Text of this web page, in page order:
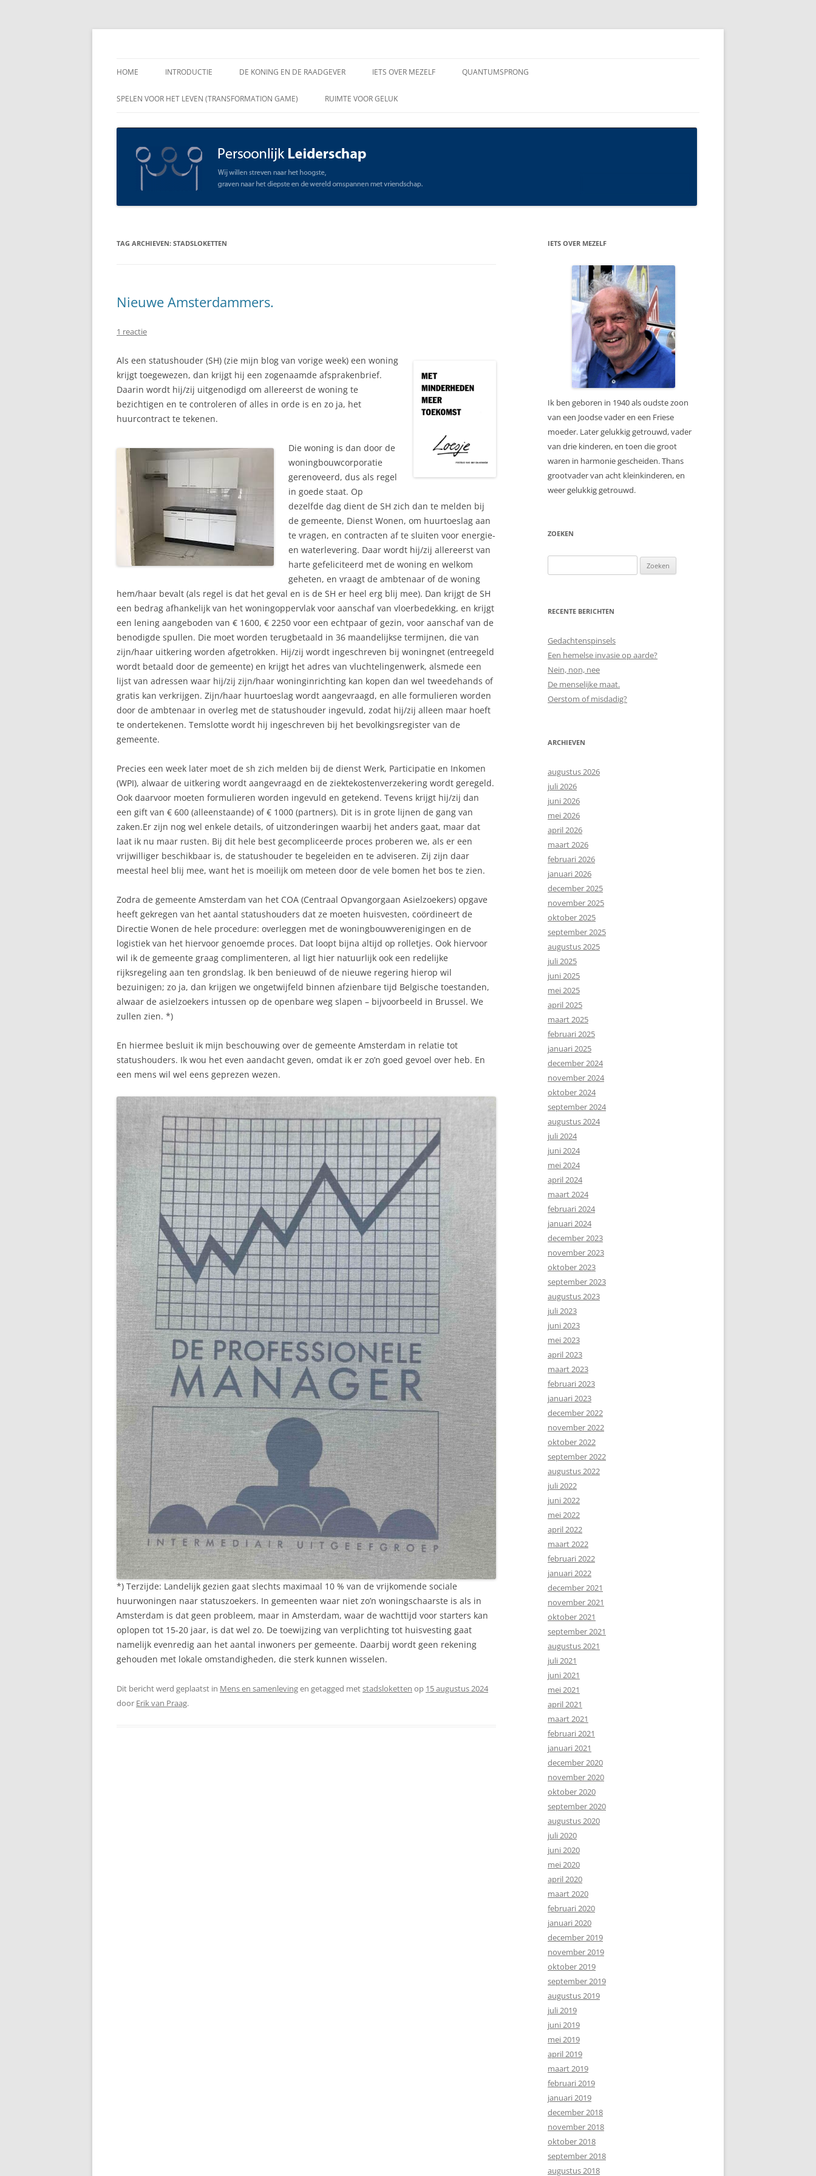
Spring
HOME INTRODUCTIE DE KONING EN DE RAADGEVER
ENKELE VRAGEN AAN DE
LEIDERSCHAP
OPEN COMMUNICATIE
IETS OVER MEZELF QUANTUMSPRONG
SPELEN VOOR HET LEVEN (TRANSFORMATION GAME) RUIMTE VOOR GELUK
TAG ARCHIEVEN: STADSLOKETTEN
Nieuwe Amsterdammers.
1 reactie
Als een statushouder (SH) (zie mijn blog van vorige week) een woning
krijgt toegewezen, dan krijgt hij een zogenaamde afsprakenbrief.
Daarin wordt hij/zij uitgenodigd om allereerst de woning te
bezichtigen en te controleren of alles in orde is en zo ja, het
huurcontract te tekenen.
Die woning is dan door de
woningbouwcorporatie
gerenoveerd, dus als regel
in goede staat. Op
dezelfde dag dient de SH zich dan te melden bij
de gemeente, Dienst Wonen, om huurtoeslag aan
te vragen, en contracten af te sluiten voor energie-
en waterlevering. Daar wordt hij/zij allereerst van
harte gefeliciteerd met de woning en welkom
geheten, en vraagt de ambtenaar of de woning
hem/haar bevalt (als regel is dat het geval en is de SH er heel erg blij mee). Dan krijgt de SH
een bedrag afhankelijk van het woningoppervlak voor aanschaf van vloerbedekking, en krijgt
een lening aangeboden van € 1600, € 2250 voor een echtpaar of gezin, voor aanschaf van de
benodigde spullen. Die moet worden terugbetaald in 36 maandelijkse termijnen, die van
zijn/haar uitkering worden afgetrokken. Hij/zij wordt ingeschreven bij woningnet (entreegeld
wordt betaald door de gemeente) en krijgt het adres van vluchtelingenwerk, alsmede een
lijst van adressen waar hij/zij zijn/haar woninginrichting kan kopen dan wel tweedehands of
gratis kan verkrijgen. Zijn/haar huurtoeslag wordt aangevraagd, en alle formulieren worden
door de ambtenaar in overleg met de statushouder ingevuld, zodat hij/zij alleen maar hoeft
te ondertekenen. Temslotte wordt hij ingeschreven bij het bevolkingsregister van de
gemeente.
Precies een week later moet de sh zich melden bij de dienst Werk, Participatie en Inkomen
(WPI), alwaar de uitkering wordt aangevraagd en de ziektekostenverzekering wordt geregeld.
Ook daarvoor moeten formulieren worden ingevuld en getekend. Tevens krijgt hij/zij dan
een gift van € 600 (alleenstaande) of € 1000 (partners). Dit is in grote lijnen de gang van
zaken.Er zijn nog wel enkele details, of uitzonderingen waarbij het anders gaat, maar dat
laat ik nu maar rusten. Bij dit hele best gecompliceerde proces proberen we, als er een
vrijwilliger beschikbaar is, de statushouder te begeleiden en te adviseren. Zij zijn daar
meestal heel blij mee, want het is moeilijk om meteen door de vele bomen het bos te zien.
Zodra de gemeente Amsterdam van het COA (Centraal Opvangorgaan Asielzoekers) opgave
heeft gekregen van het aantal statushouders dat ze moeten huisvesten, coördineert de
Directie Wonen de hele procedure: overleggen met de woningbouwverenigingen en de
logistiek van het hiervoor genoemde proces. Dat loopt bijna altijd op rolletjes. Ook hiervoor
wil ik de gemeente graag complimenteren, al ligt hier natuurlijk ook een redelijke
rijksregeling aan ten grondslag. Ik ben benieuwd of de nieuwe regering hierop wil
bezuinigen; zo ja, dan krijgen we ongetwijfeld binnen afzienbare tijd Belgische toestanden,
alwaar de asielzoekers intussen op de openbare weg slapen – bijvoorbeeld in Brussel. We
zullen zien. *)
En hiermee besluit ik mijn beschouwing over de gemeente Amsterdam in relatie tot
statushouders. Ik wou het even aandacht geven, omdat ik er zo’n goed gevoel over heb. En
een mens wil wel eens geprezen wezen.
*) Terzijde: Landelijk gezien gaat slechts maximaal 10 % van de vrijkomende sociale
huurwoningen naar statuszoekers. In gemeenten waar niet zo’n woningschaarste is als in
Amsterdam is dat geen probleem, maar in Amsterdam, waar de wachttijd voor starters kan
oplopen tot 15-20 jaar, is dat wel zo. De toewijzing van verplichting tot huisvesting gaat
namelijk evenredig aan het aantal inwoners per gemeente. Daarbij wordt geen rekening
gehouden met lokale omstandigheden, die sterk kunnen wisselen.
Dit bericht werd geplaatst in Mens en samenlevingen getagged metstadsloketten op 15 augustus 2024
door Erik van Praag.
IETS OVER MEZELF
Ik ben geboren in 1940 als oudste zoon
van een Joodse vader en een Friese
moeder. Later gelukkig getrouwd, vader
van drie kinderen, en toen die groot
waren in harmonie gescheiden. Thans
grootvader van acht kleinkinderen, en
weer gelukkig getrouwd.
ZOEKEN
naar:
RECENTE BERICHTEN
Gedachtenspinsels
Een hemelse invasie op aarde?
Nein, non, nee
De menselijke maat.
Oerstom of misdadig?
ARCHIEVEN
augustus 2026
juli 2026
juni 2026
mei 2026
april 2026
maart 2026
februari 2026
januari 2026
december 2025
november 2025
oktober 2025
september 2025
augustus 2025
juli 2025
juni 2025
mei 2025
april 2025
maart 2025
februari 2025
januari 2025
december 2024
november 2024
oktober 2024
september 2024
augustus 2024
juli 2024
juni 2024
mei 2024
april 2024
maart 2024
februari 2024
januari 2024
december 2023
november 2023
oktober 2023
september 2023
augustus 2023
juli 2023
juni 2023
mei 2023
april 2023
maart 2023
februari 2023
januari 2023
december 2022
november 2022
oktober 2022
september 2022
augustus 2022
juli 2022
juni 2022
mei 2022
april 2022
maart 2022
februari 2022
januari 2022
december 2021
november 2021
oktober 2021
september 2021
augustus 2021
juli 2021
juni 2021
mei 2021
april 2021
maart 2021
februari 2021
januari 2021
december 2020
november 2020
oktober 2020
september 2020
augustus 2020
juli 2020
juni 2020
mei 2020
april 2020
maart 2020
februari 2020
januari 2020
december 2019
november 2019
oktober 2019
september 2019
augustus 2019
juli 2019
juni 2019
mei 2019
april 2019
maart 2019
februari 2019
januari 2019
december 2018
november 2018
oktober 2018
september 2018
augustus 2018